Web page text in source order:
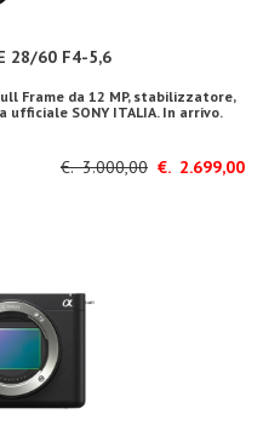
28/60 F4-5,6
Frame da 12 MP, stabilizzatore,
ufficiale SONY ITALIA. In arrivo.
€. 3.000,00 €. 2.699,00